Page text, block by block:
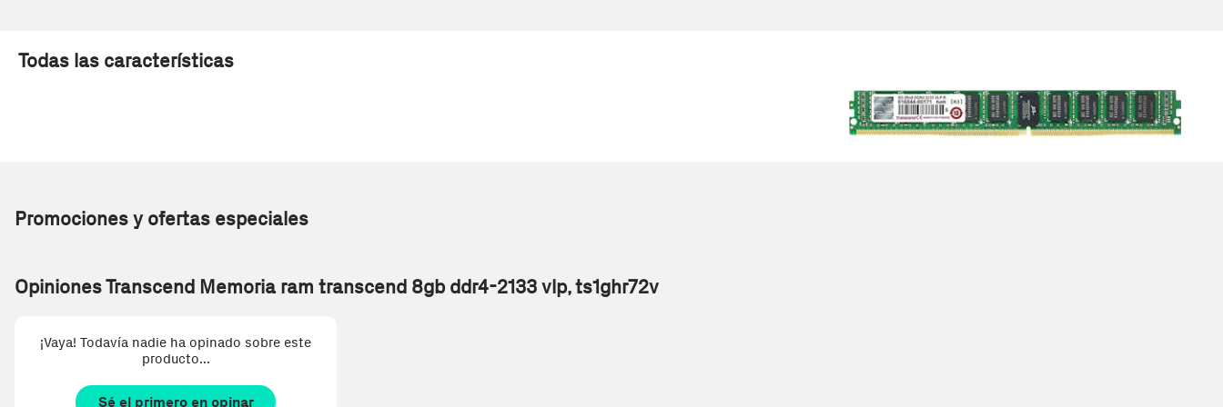
Todas las características
Promociones y ofertas especiales
Opiniones Transcend Memoria ram transcend 8gb ddr4-2133 vlp, ts1ghr72v
¡Vaya! Todavía nadie ha opinado sobre este
producto...
Sé el primero en opinar